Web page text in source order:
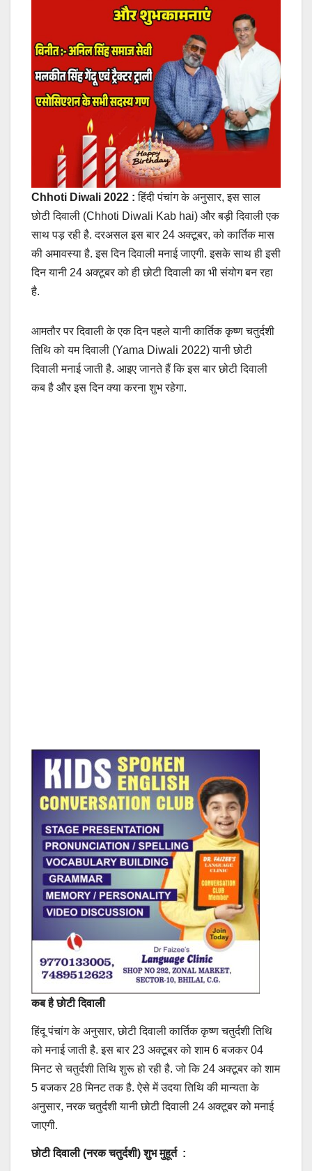
Chhoti Diwali 2022 : हिंदी पंचांग के अनुसार, इस साल
छोटी दिवाली (Chhoti Diwali Kab hai) और बड़ी दिवाली एक
साथ पड़ रही है. दरअसल इस बार 24 अक्टूबर, को कार्तिक मास
की अमावस्या है. इस दिन दिवाली मनाई जाएगी. इसके साथ ही इसी
दिन यानी 24 अक्टूबर को ही छोटी दिवाली का भी संयोग बन रहा
है.
आमतौर पर दिवाली के एक दिन पहले यानी कार्तिक कृष्ण चतुर्दशी
तिथि को यम दिवाली (Yama Diwali 2022) यानी छोटी
दिवाली मनाई जाती है. आइए जानते हैं कि इस बार छोटी दिवाली
कब है और इस दिन क्या करना शुभ रहेगा.
कब है छोटी दिवाली
हिंदू पंचांग के अनुसार, छोटी दिवाली कार्तिक कृष्ण चतुर्दशी तिथि
को मनाई जाती है. इस बार 23 अक्टूबर को शाम 6 बजकर 04
मिनट से चतुर्दशी तिथि शुरू हो रही है. जो कि 24 अक्टूबर को शाम
5 बजकर 28 मिनट तक है. ऐसे में उदया तिथि की मान्यता के
अनुसार, नरक चतुर्दशी यानी छोटी दिवाली 24 अक्टूबर को मनाई
जाएगी.
छोटी दिवाली (नरक चतुर्दशी) शुभ मुहूर्त :